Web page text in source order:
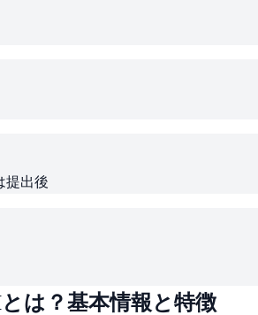
提出後
とは？基本情報と特徴